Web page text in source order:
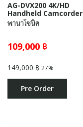
AG-DVX200 4K/HD
Handheld Camcorder
พานาโซนิค
109,000 ฿
149,000 ฿27%
Pre Order